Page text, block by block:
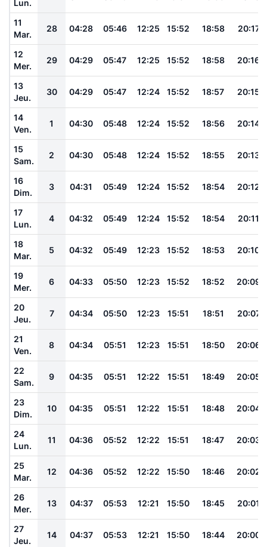
Lun.
11
Mar.
28 04:28 05:46 12:25 15:52 18:58 20:17
12
Mer.
29 04:29 05:47 12:25 15:52 18:58 20:16
13
Jeu.
30 04:29 05:47 12:24 15:52 18:57 20:15
14
Ven.
1 04:30 05:48 12:24 15:52 18:56 20:14
15
Sam.
2 04:30 05:48 12:24 15:52 18:55 20:13
16
Dim.
3 04:31 05:49 12:24 15:52 18:54 20:12
17
Lun.
4 04:32 05:49 12:24 15:52 18:54 20:11
18
Mar.
5 04:32 05:49 12:23 15:52 18:53 20:10
19
Mer.
6 04:33 05:50 12:23 15:52 18:52 20:09
20
Jeu.
7 04:34 05:50 12:23 15:51 18:51 20:07
21
Ven.
8 04:34 05:51 12:23 15:51 18:50 20:06
22
Sam.
9 04:35 05:51 12:22 15:51 18:49 20:05
23
Dim.
10 04:35 05:51 12:22 15:51 18:48 20:04
24
Lun.
11 04:36 05:52 12:22 15:51 18:47 20:03
25
Mar.
12 04:36 05:52 12:22 15:50 18:46 20:02
26
Mer.
13 04:37 05:53 12:21 15:50 18:45 20:01
27
Jeu.
14 04:37 05:53 12:21 15:50 18:44 20:00